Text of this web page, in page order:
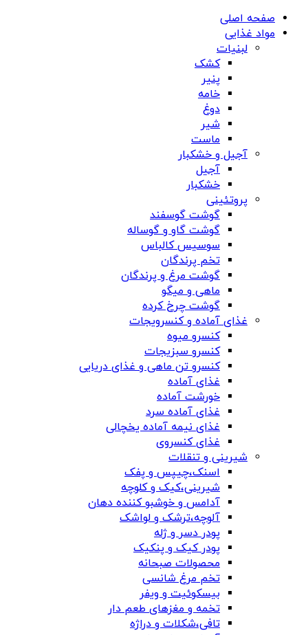
صفحه اصلی
مواد غذایی
لبنیات
کشک
پنیر
خامه
دوغ
شیر
ماست
آجیل و خشکبار
آجیل
خشکبار
پروتئینی
گوشت گوسفند
گوشت گاو و گوساله
سوسیس کالباس
تخم پرندگان
گوشت مرغ و پرندگان
ماهی و میگو
گوشت چرخ کرده
غذای آماده و کنسرویجات
کنسرو میوه
کنسرو سبزیجات
کنسرو تن ماهی و غذای دریایی
غذای آماده
خورشت آماده
غذای آماده سرد
غذای نیمه آماده یخچالی
غذای کنسروی
شیرینی و تنقلات
اسنک،چیپس و پفک
شیرینی،کیک و کلوچه
آدامس و خوشبو کننده دهان
آلوچه،ترشک و لواشک
پودر دسر و ژله
پودر کیک و پنکیک
محصولات صبحانه
تخم مرغ شانسی
بیسکوئیت و ویفر
تخمه و مغزهای طعم دار
تافی،شکلات و دراژه